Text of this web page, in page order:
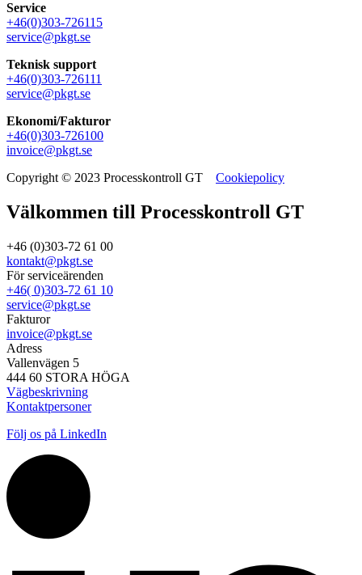
Service
+46(0)303-726115
service@pkgt.se
Teknisk support
+46(0)303-726111
service@pkgt.se
Ekonomi/Fakturor
+46(0)303-726100
invoice@pkgt.se
Copyright © 2023 Processkontroll GT Cookiepolicy
Välkommen till Processkontroll GT
+46 (0)303-72 61 00
kontakt@pkgt.se
För serviceärenden
+46( 0)303-72 61 10
service@pkgt.se
Fakturor
invoice@pkgt.se
Adress
Vallenvägen 5
444 60 STORA HÖGA
Vägbeskrivning
Kontaktpersoner
Följ os på LinkedIn